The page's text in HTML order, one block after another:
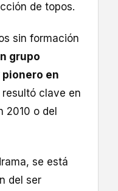
de topos.
sin formación
grupo
en
clave en
2010 o del
se está
del ser